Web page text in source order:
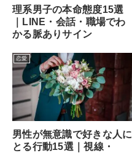
理系男子の本命態度15選
｜LINE・会話・職場でわ
かる脈ありサイン
恋愛
男性が無意識で好きな人に
とる行動15選｜視線・